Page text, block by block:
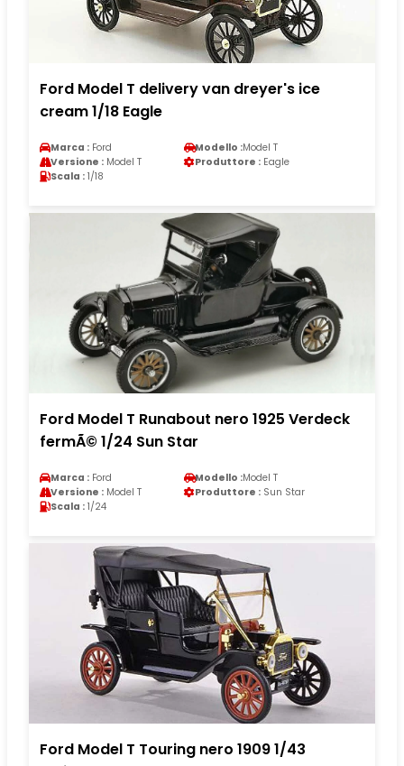
Ford Model T delivery van dreyer's ice
cream 1/18 Eagle
Marca : Ford Modello :Model T
Versione : Model T Produttore : Eagle
Scala : 1/18
Ford Model T Runabout nero 1925 Verdeck
fermÃ© 1/24 Sun Star
Marca : Ford Modello :Model T
Versione : Model T Produttore : Sun Star
Scala : 1/24
Ford Model T Touring nero 1909 1/43